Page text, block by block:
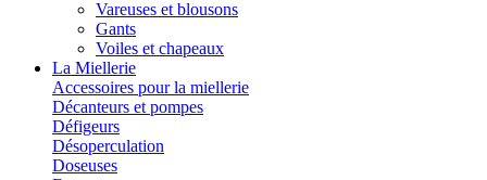
Vareuses et blousons
Gants
Voiles et chapeaux
La Miellerie
Accessoires pour la miellerie
Décanteurs et pompes
Défigeurs
Désoperculation
Doseuses